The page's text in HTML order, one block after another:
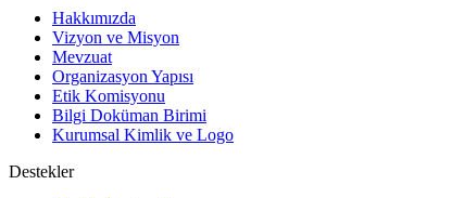
Hakkımızda
Vizyon ve Misyon
Mevzuat
Organizasyon Yapısı
Etik Komisyonu
Bilgi Doküman Birimi
Kurumsal Kimlik ve Logo
Destekler